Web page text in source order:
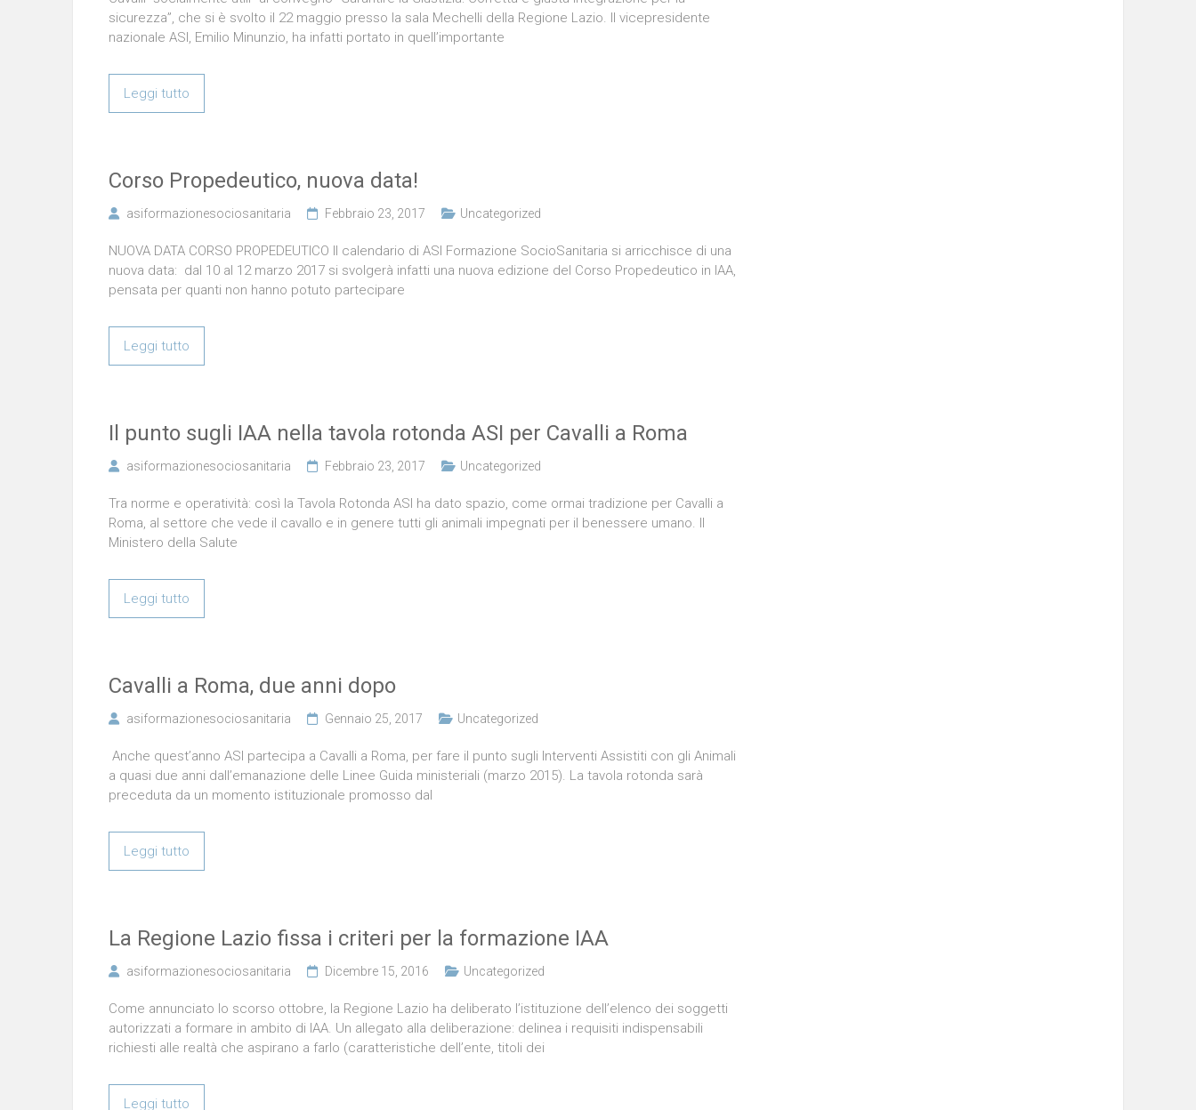
sicurezza”, che si è svolto il 22 maggio presso la sala Mechelli della Regione Lazio. Il vicepresidente
nazionale ASI, Emilio Minunzio, ha infatti portato in quell’importante
Leggi tutto
Corso Propedeutico, nuova data!
asiformazionesociosanitaria Febbraio 23, 2017 Uncategorized
NUOVA DATA CORSO PROPEDEUTICO Il calendario di ASI Formazione SocioSanitaria si arricchisce di una
nuova data: dal 10 al 12 marzo 2017 si svolgerà infatti una nuova edizione del Corso Propedeutico in IAA,
pensata per quanti non hanno potuto partecipare
Leggi tutto
Il punto sugli IAA nella tavola rotonda ASI per Cavalli a Roma
asiformazionesociosanitaria Febbraio 23, 2017 Uncategorized
Tra norme e operatività: così la Tavola Rotonda ASI ha dato spazio, come ormai tradizione per Cavalli a
Roma, al settore che vede il cavallo e in genere tutti gli animali impegnati per il benessere umano. Il
Ministero della Salute
Leggi tutto
Cavalli a Roma, due anni dopo
asiformazionesociosanitaria Gennaio 25, 2017 Uncategorized
Anche quest’anno ASI partecipa a Cavalli a Roma, per fare il punto sugli Interventi Assistiti con gli Animali
a quasi due anni dall’emanazione delle Linee Guida ministeriali (marzo 2015). La tavola rotonda sarà
preceduta da un momento istituzionale promosso dal
Leggi tutto
La Regione Lazio fissa i criteri per la formazione IAA
asiformazionesociosanitaria Dicembre 15, 2016 Uncategorized
Come annunciato lo scorso ottobre, la Regione Lazio ha deliberato l’istituzione dell’elenco dei soggetti
autorizzati a formare in ambito di IAA. Un allegato alla deliberazione: delinea i requisiti indispensabili
richiesti alle realtà che aspirano a farlo (caratteristiche dell’ente, titoli dei
Leggi tutto